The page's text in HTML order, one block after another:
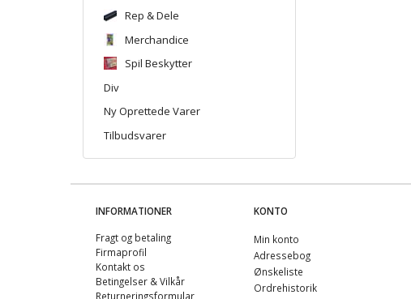
Rep & Dele
Merchandice
Spil Beskytter
Div
Ny Oprettede Varer
Tilbudsvarer
INFORMATIONER
Fragt og betaling
Firmaprofil
Kontakt os
Betingelser & Vilkår
Returneringsformular
KONTO
Min konto
Adressebog
Ønskeliste
Ordrehistorik